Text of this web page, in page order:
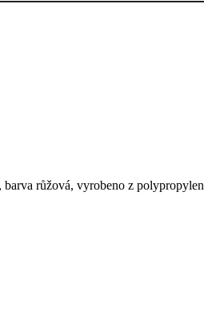
růžová, vyrobeno z